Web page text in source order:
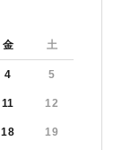
金 土
4 5
11 12
18 19